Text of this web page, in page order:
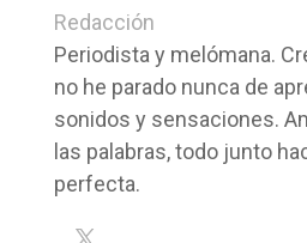
Redacción
Periodista y melómana.
no he parado nunca de
sonidos y sensaciones.
las palabras, todo junto
perfecta.